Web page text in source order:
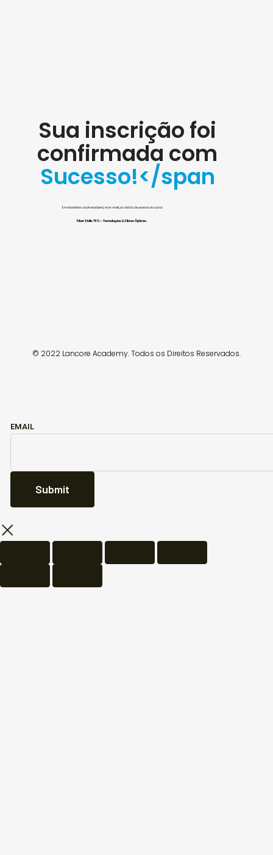
Sua inscrição foi
confirmada com
Sucesso!</span
Em instantes você receberá, no e-mail, os dados de acesso ao curso
FiberSkills TFO – Tecnologias & Fibras Ópticas.
© 2022 Lancore Academy. Todos os Direitos Reservados.
EMAIL
Submit